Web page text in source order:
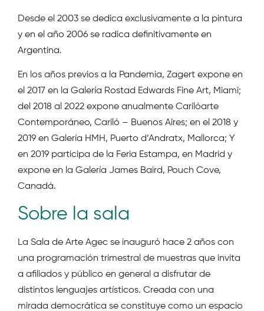
Desde el 2003 se dedica exclusivamente a la pintura
y en el año 2006 se radica definitivamente en
Argentina.
En los años previos a la Pandemia, Zagert expone en
el 2017 en la Galería Rostad Edwards Fine Art, Miami;
del 2018 al 2022 expone anualmente Carilóarte
Contemporáneo, Cariló – Buenos Aires; en el 2018 y
2019 en Galería HMH, Puerto d’Andratx, Mallorca; Y
en 2019 participa de la Feria Estampa, en Madrid y
expone en la Galería James Baird, Pouch Cove,
Canadá.
Sobre la sala
La Sala de Arte Agec se inauguró hace 2 años con
una programación trimestral de muestras que invita
a afiliados y público en general a disfrutar de
distintos lenguajes artísticos. Creada con una
mirada democrática se constituye como un espacio